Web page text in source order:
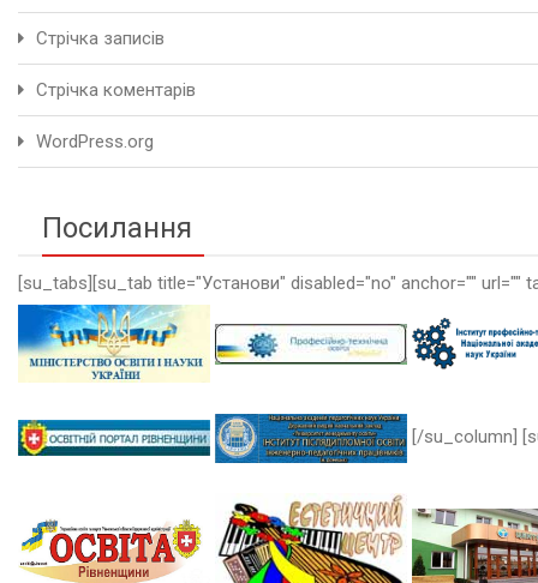
Стрічка записів
Стрічка коментарів
WordPress.org
Посилання
[su_tabs][su_tab title="Установи" disabled="no" anchor=""
[/su_column]